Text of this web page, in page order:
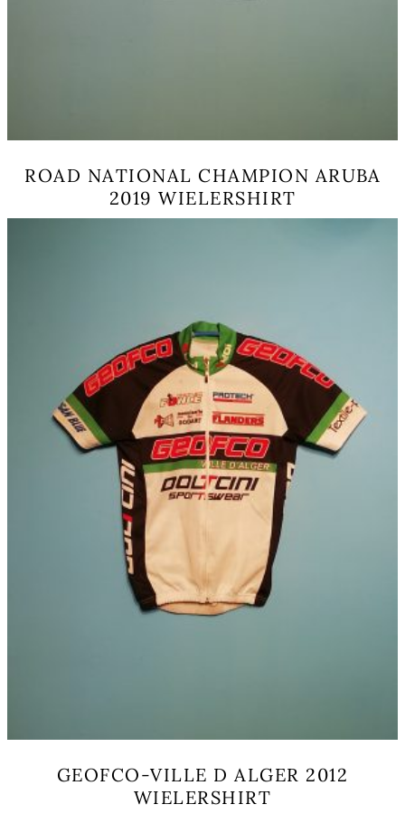
ROAD NATIONAL CHAMPION ARUBA
2019 WIELERSHIRT
optie
kan
gekozen
worden
op
de
productpagina
GEOFCO-VILLE D ALGER 2012
WIELERSHIRT